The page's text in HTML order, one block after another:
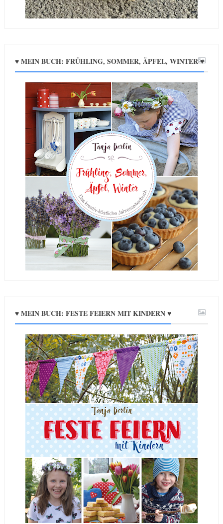
♥ MEIN BUCH: FRÜHLING, SOMMER, ÄPFEL, WINTER ♥
♥ MEIN BUCH: FESTE FEIERN MIT KINDERN ♥